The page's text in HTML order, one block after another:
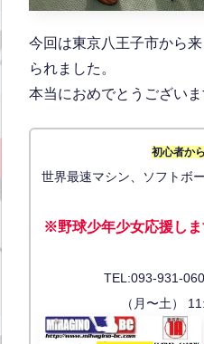
今回は東京八王子市から
られました。
本当におめでとうございま
初心者か
世界最速マシン、ソフトボ
※野球少年少女応援し
TEL:093-931-
（月〜土）